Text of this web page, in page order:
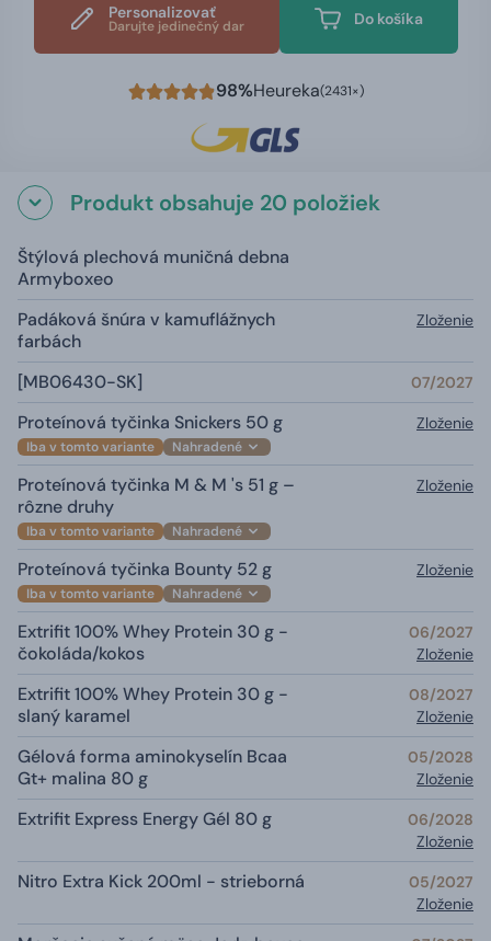
Personalizovať
Darujte jedinečný dar Do košíka
98%Heureka(2431×)
Produkt obsahuje 20 položiek
Štýlová plechová muničná debna
Armyboxeo
Padáková šnúra v kamuflážnych
farbách
Zloženie
[MB06430-SK] 07/2027
Proteínová tyčinka Snickers 50 g
Iba v tomto variante Nahradené
Zloženie
Proteínová tyčinka M & M 's 51 g –
rôzne druhy
Iba v tomto variante Nahradené
Zloženie
Proteínová tyčinka Bounty 52 g
Iba v tomto variante Nahradené
Zloženie
Extrifit 100% Whey Protein 30 g -
čokoláda/kokos
06/2027
Zloženie
Extrifit 100% Whey Protein 30 g -
slaný karamel
08/2027
Zloženie
Gélová forma aminokyselín Bcaa
Gt+ malina 80 g
05/2028
Zloženie
Extrifit Express Energy Gél 80 g
06/2028
Zloženie
Nitro Extra Kick 200ml - strieborná
05/2027
Zloženie